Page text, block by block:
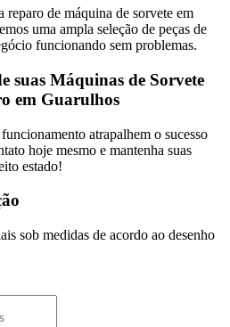
reparo de máquina de sorvete em
uma ampla seleção de peças de
funcionando sem problemas.
suas Máquinas de Sorvete
em Guarulhos
atrapalhem o sucesso
hoje mesmo e mantenha suas
estado!
sob medidas de acordo ao desenho